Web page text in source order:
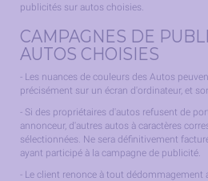
publicités sur autos choisies.
CAMPAGNES DE
AUTOS CHOISIES
- Les nuances de couleurs des Autos
précisément sur un écran d'ordinateur, et
- Si des propriétaires d'autos refusent de
annonceur, d'autres autos à caractères
sélectionnées. Ne sera définitivement
ayant participé à la campagne de publicité.
- Le client renonce à tout dédommagement